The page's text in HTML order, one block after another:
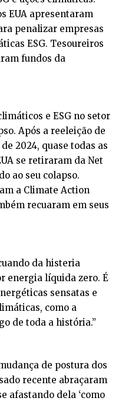
EUA apresentaram
penalizar empresas
ESG. Tesoureiros
fundos da
e ESG no setor
Após a reeleição de
2024, quase todas as
se retiraram da Net
ao seu colapso.
a Climate Action
recuaram em seus
da histeria
energia líquida zero. É
sensatas e
como a
de toda a história.”
de postura dos
recente abraçaram
afastando dela ‘como